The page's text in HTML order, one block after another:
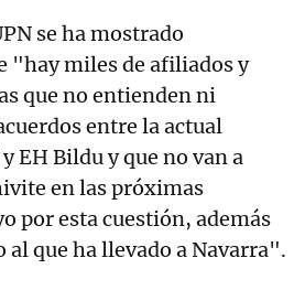
se ha mostrado
"hay miles de afiliados y
que no entienden ni
entre la actual
EH Bildu y que no van a
en las próximas
por esta cuestión, además
al que ha llevado a Navarra".